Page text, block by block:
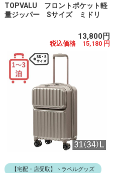
TOPVALU フロントポケット軽
量ジッパー Sサイズ ミドリ
13,800円
税込価格 15,180 円
【宅配・店受取】トラベルグッズ